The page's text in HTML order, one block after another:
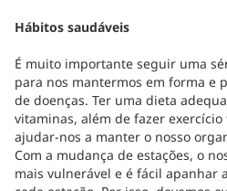
Hábitos saudáveis
É muito importante seguir uma
para nos mantermos em forma e
de doenças. Ter uma dieta
vitaminas, além de fazer
ajudar-nos a manter o nosso
Com a mudança de estações, o
mais vulnerável e é fácil apanhar